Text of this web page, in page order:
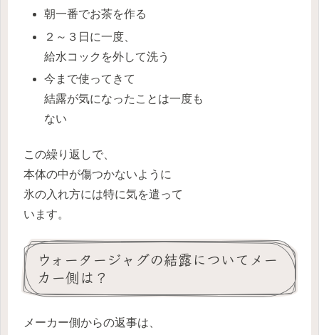
朝一番でお茶を作る
２～３日に一度、
給水コックを外して洗う
今まで使ってきて
結露が気になったことは一度も
ない
この繰り返しで、
本体の中が傷つかないように
氷の入れ方には特に気を遣って
います。
ウォータージャグの結露についてメー
カー側は？
メーカー側からの返事は、